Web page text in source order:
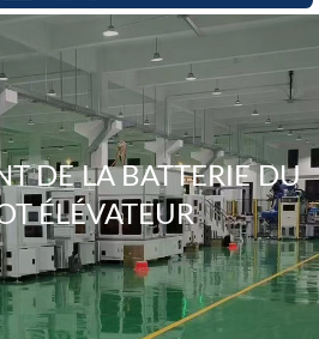
DE LA BATTERIE DU
ÉLÉVATEUR